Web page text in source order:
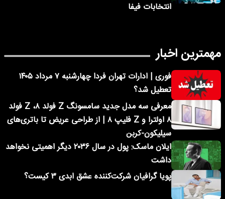
انتخابات فیفا
مهمترین اخبار
فوری | ادارات تهران فردا چهارشنبه ۷ مرداد ۱۴۰۵
تعطیل شد؟
معرفی سه مدل جدید سامسونگ Z فولد ۸، Z فولد
۸ اولترا و Z فلیپ ۸ | از طراحی عریض تا باتری‌های
سیلیکون-کربن
ایلان ماسک: پول در سال ۲۰۳۶ دیگر اهمیتی نخواهد
داشت
پویا گرافیان شرکت‌کننده عشق ابدی ۳ کیست؟